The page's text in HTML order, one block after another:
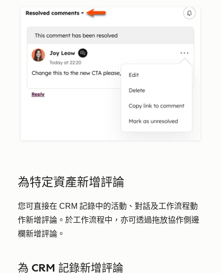
為特定資產新增評論
您可直接在 CRM 記錄中的活動、對話及工作流程動
作新增評論。於工作流程中，亦可透過拖放協作側邊
欄新增評論。
為 CRM 記錄新增評論